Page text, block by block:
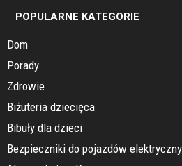
POPULARNE KATEGORIE
Dom
Porady
Zdrowie
Biżuteria dziecięca
Bibuły dla dzieci
Bezpieczniki do pojazdów